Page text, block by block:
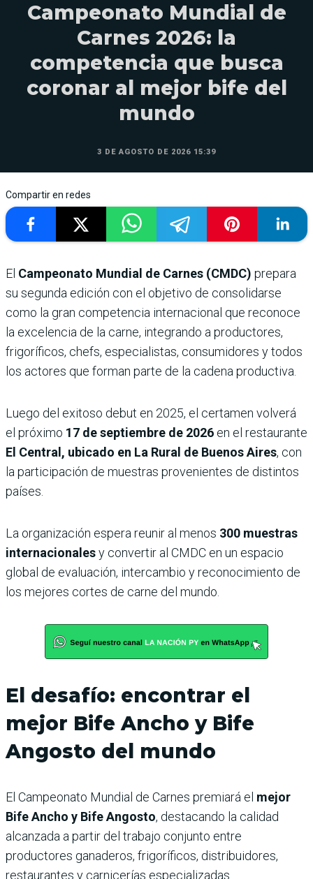
Campeonato Mundial de
Carnes 2026: la
competencia que busca
coronar al mejor bife del
mundo
3 DE AGOSTO DE 2026 15:39
Compartir en redes
El Campeonato Mundial de Carnes (CMDC) prepara
su segunda edición con el objetivo de consolidarse
como la gran competencia internacional que reconoce
la excelencia de la carne, integrando a productores,
frigoríficos, chefs, especialistas, consumidores y todos
los actores que forman parte de la cadena productiva.
Luego del exitoso debut en 2025, el certamen volverá
el próximo 17 de septiembre de 2026 en el restaurante
El Central, ubicado en La Rural de Buenos Aires, con
la participación de muestras provenientes de distintos
países.
La organización espera reunir al menos 300 muestras
internacionalesy convertir al CMDC en un espacio
global de evaluación, intercambio y reconocimiento de
los mejores cortes de carne del mundo.
El desafío: encontrar el
mejor Bife Ancho y Bife
Angosto del mundo
El Campeonato Mundial de Carnes premiará el mejor
Bife Ancho y Bife Angosto, destacando la calidad
alcanzada a partir del trabajo conjunto entre
productores ganaderos, frigoríficos, distribuidores,
restaurantes y carnicerías especializadas.